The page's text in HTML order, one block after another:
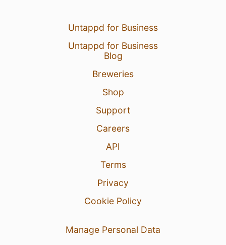
Untappd for Business
Untappd for Business
Blog
Breweries
Shop
Support
Careers
API
Terms
Privacy
Cookie Policy
Manage Personal Data